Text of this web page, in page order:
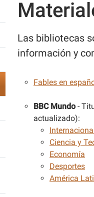
Las bibliotecas
información y
Fables en
BBC Mundo-
actualizado):
Internacional
Ciencia y
Economía
Desportes
América